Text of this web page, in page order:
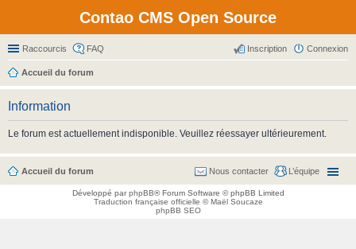
Contao CMS Open Source
Raccourcis FAQ Connexion
Inscription
Accueil du forum
Information
Le forum est actuellement indisponible. Veuillez réessayer ultérieurement.
Accueil du forum L’équipe
Nous contacter
Développé parphpBB® Forum Software © phpBB Limited
Traduction française officielle ©Maël Soucaze
phpBB SEO